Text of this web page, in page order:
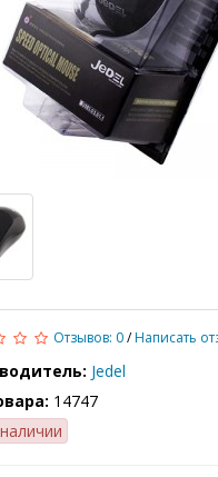
Отзывов: 0/Написать
Jedel
14747